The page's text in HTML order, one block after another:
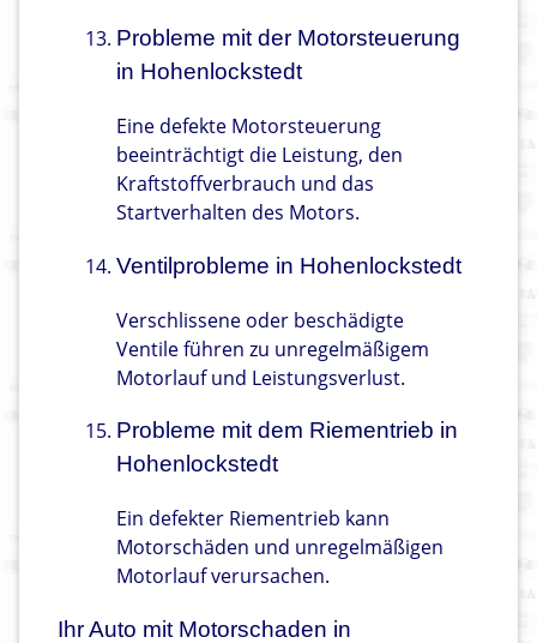
Probleme mit der Motorsteuerung
in Hohenlockstedt
Eine defekte Motorsteuerung
beeinträchtigt die Leistung, den
Kraftstoffverbrauch und das
Startverhalten des Motors.
Ventilprobleme in Hohenlockstedt
Verschlissene oder beschädigte
Ventile führen zu unregelmäßigem
Motorlauf und Leistungsverlust.
Probleme mit dem Riementrieb in
Hohenlockstedt
Ein defekter Riementrieb kann
Motorschäden und unregelmäßigen
Motorlauf verursachen.
Ihr Auto mit Motorschaden in